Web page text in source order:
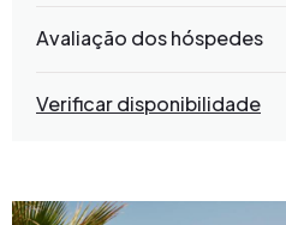
Avaliação dos hóspedes
Verificar disponibilidade